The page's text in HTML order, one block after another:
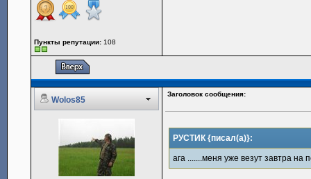
Пункты репутации: 108
Wolos85
Заголовок сообщения:
РУСТИК {писал(а)}:
ага .......меня уже везут завтра на